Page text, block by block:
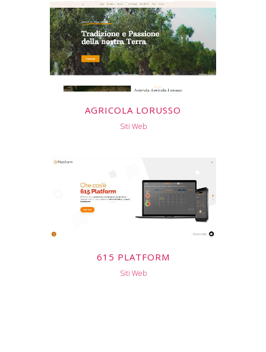
AGRICOLA LORUSSO
Siti Web
615 PLATFORM
Siti Web